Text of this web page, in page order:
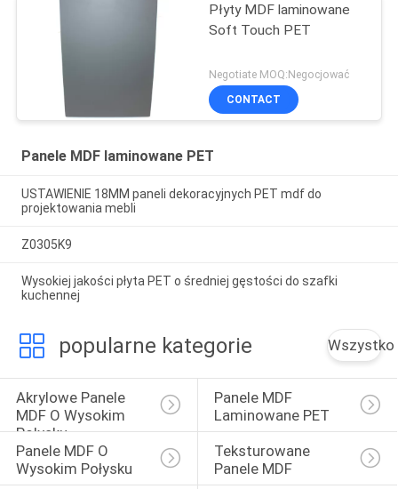
Płyty MDF laminowane
Soft Touch PET
Negotiate MOQ:Negocjować
CONTACT
Panele MDF laminowane PET
USTAWIENIE 18MM paneli dekoracyjnych PET mdf do
projektowania mebli
Z0305K9
Wysokiej jakości płyta PET o średniej gęstości do szafki
kuchennej
popularne kategorie Wszystko
Akrylowe Panele
MDF O Wysokim
Połysku
Panele MDF
Laminowane PET
Panele MDF O
Wysokim Połysku
Teksturowane
Panele MDF